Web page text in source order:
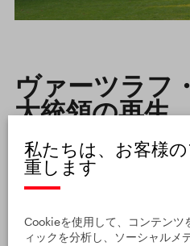
ヴァーツラフ
大統領の再生
1989年のビロード革命
ア最後の大統領、
彼はついに、現在のプラハ国
私たちは、お客様
重します
Cookieを使用して、コンテンツ
ィックを分析し、ソーシャルメ